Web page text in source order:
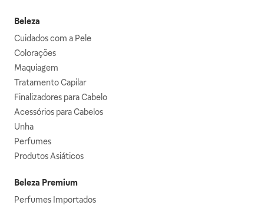
Beleza
Cuidados com a Pele
Colorações
Maquiagem
Tratamento Capilar
Finalizadores para Cabelo
Acessórios para Cabelos
Unha
Perfumes
Produtos Asiáticos
Beleza Premium
Perfumes Importados